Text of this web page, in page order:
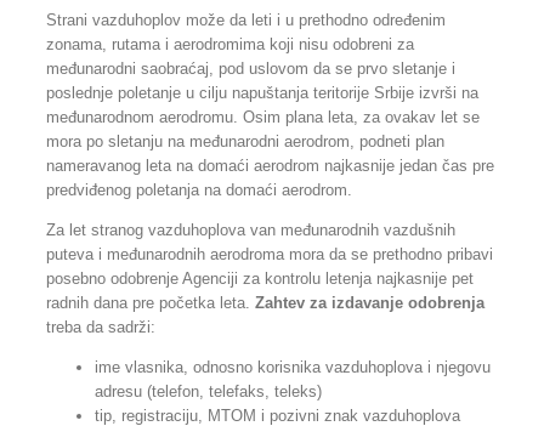
Strani vazduhoplov može da leti i u prethodno određenim
zonama, rutama i aerodromima koji nisu odobreni za
međunarodni saobraćaj, pod uslovom da se prvo sletanje i
poslednje poletanje u cilju napuštanja teritorije Srbije izvrši na
međunarodnom aerodromu. Osim plana leta, za ovakav let se
mora po sletanju na međunarodni aerodrom, podneti plan
nameravanog leta na domaći aerodrom najkasnije jedan čas pre
predviđenog poletanja na domaći aerodrom.
Za let stranog vazduhoplova van međunarodnih vazdušnih
puteva i međunarodnih aerodroma mora da se prethodno pribavi
posebno odobrenje Agenciji za kontrolu letenja najkasnije pet
radnih dana pre početka leta. Zahtev za izdavanje odobrenja
treba da sadrži:
ime vlasnika, odnosno korisnika vazduhoplova i njegovu
adresu (telefon, telefaks, teleks)
tip, registraciju, MTOM i pozivni znak vazduhoplova